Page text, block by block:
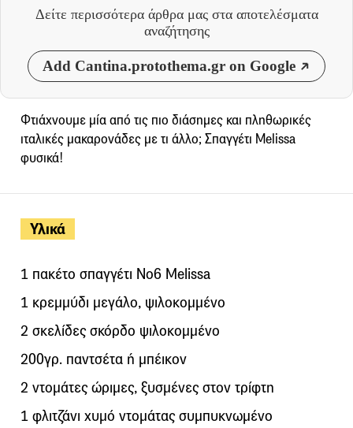
Δείτε περισσότερα άρθρα μας στα αποτελέσματα
αναζήτησης
Add Cantina.protothema.gr on Google
Υλικά
1 πακέτο σπαγγέτι Νο6 Melissa
1 κρεμμύδι μεγάλο, ψιλοκομμένο
2 σκελίδες σκόρδο ψιλοκομμένο
200γρ. παντσέτα ή μπέικον
2 ντομάτες ώριμες, ξυσμένες στον τρίφτη
1 φλιτζάνι χυμό ντομάτας συμπυκνωμένο
Φτιάχνουμε μία από τις πιο διάσημες και πληθωρικές
ιταλικές μακαρονάδες με τι άλλο; Σπαγγέτι Melissa
φυσικά!